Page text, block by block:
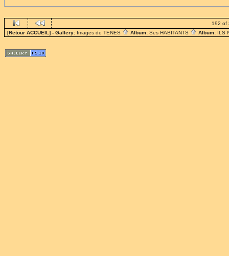
192 of
[Retour ACCUEIL] - Gallery: Images de TENES Album: Ses HABITANTS Album: ILS